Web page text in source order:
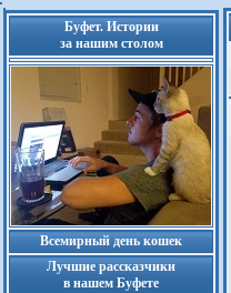
Буфет. Истории
за нашим столом
Всемирный день кошек
Лучшие рассказчики
в нашем Буфете